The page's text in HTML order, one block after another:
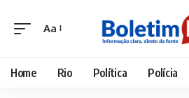
Font
Aa
Home Rio Política Polícia